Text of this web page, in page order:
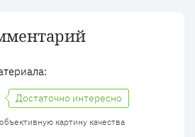
Достаточно интересно
картину качества